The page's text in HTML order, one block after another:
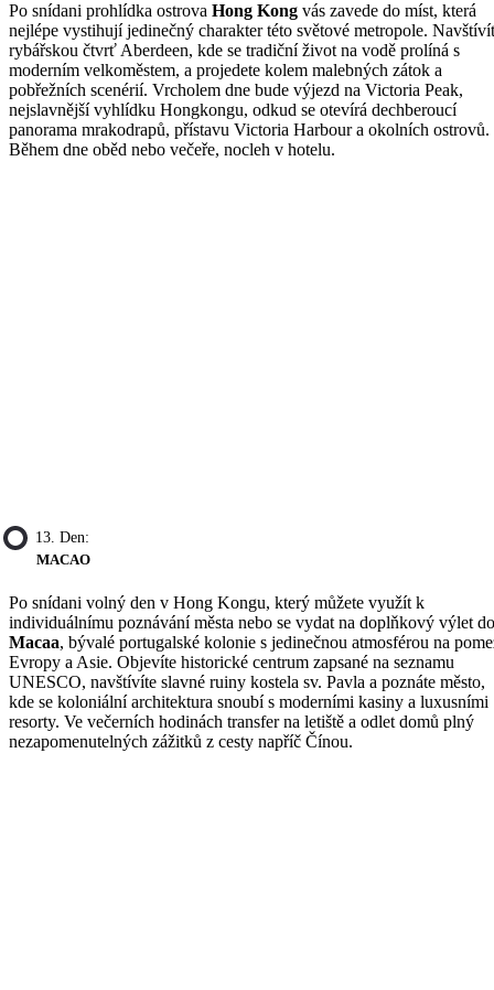
Po snídani prohlídka ostrova Hong Kong vás zavede do míst, která
nejlépe vystihují jedinečný charakter této světové metropole.
rybářskou čtvrť Aberdeen, kde se tradiční život na vodě prolíná s
moderním velkoměstem, a projedete kolem malebných zátok a
pobřežních scenérií. Vrcholem dne bude výjezd na Victoria Peak,
nejslavnější vyhlídku Hongkongu, odkud se otevírá dechberoucí
panorama mrakodrapů, přístavu Victoria Harbour a okolních ostrovů.
Během dne oběd nebo večeře, nocleh v hotelu.
13. Den:
MACAO
Po snídani volný den v Hong Kongu, který můžete využít k
individuálnímu poznávání města nebo se vydat na doplňkový výlet do
Macaa, bývalé portugalské kolonie s jedinečnou atmosférou na
Evropy a Asie. Objevíte historické centrum zapsané na seznamu
UNESCO, navštívíte slavné ruiny kostela sv. Pavla a poznáte město,
kde se koloniální architektura snoubí s moderními kasiny a luxusními
resorty. Ve večerních hodinách transfer na letiště a odlet domů plný
nezapomenutelných zážitků z cesty napříč Čínou.